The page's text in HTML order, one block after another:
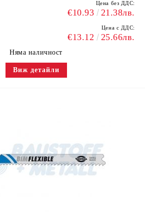
Цена без ДДС:
€10.93 21.38лв.
Цена с ДДС:
€13.12 25.66лв.
Няма наличност
Виж детайли